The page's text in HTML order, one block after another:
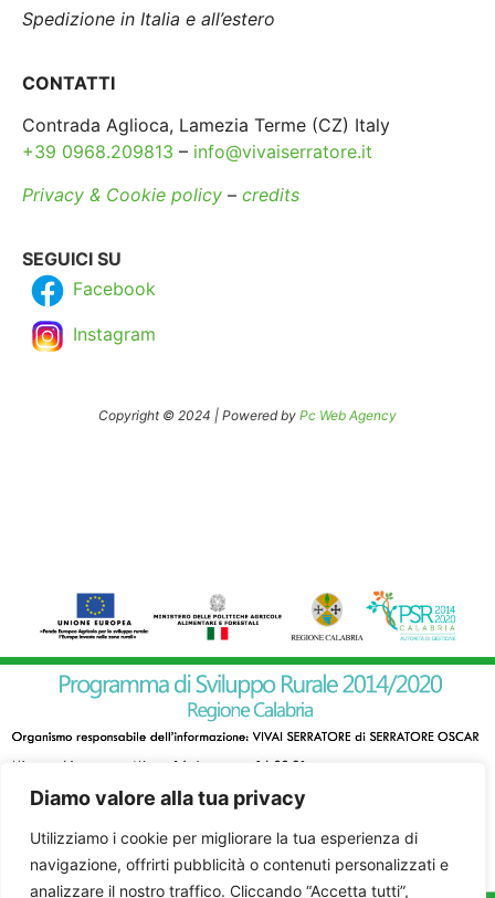
Diamo valore alla tua privacy
Utilizziamo i cookie per migliorare la tua esperienza di
navigazione, offrirti pubblicità o contenuti personalizzati e
analizzare il nostro traffico. Cliccando “Accetta tutti”,
Spedizione in Italia e all’estero
CONTATTI
Contrada Aglioca, Lamezia Terme (CZ) Italy
+39 0968.209813 – info@vivaiserratore.it
Privacy & Cookie policy – credits
SEGUICI SU
Facebook
Instagram
Copyright © 2024 | Powered by Pc Web Agency